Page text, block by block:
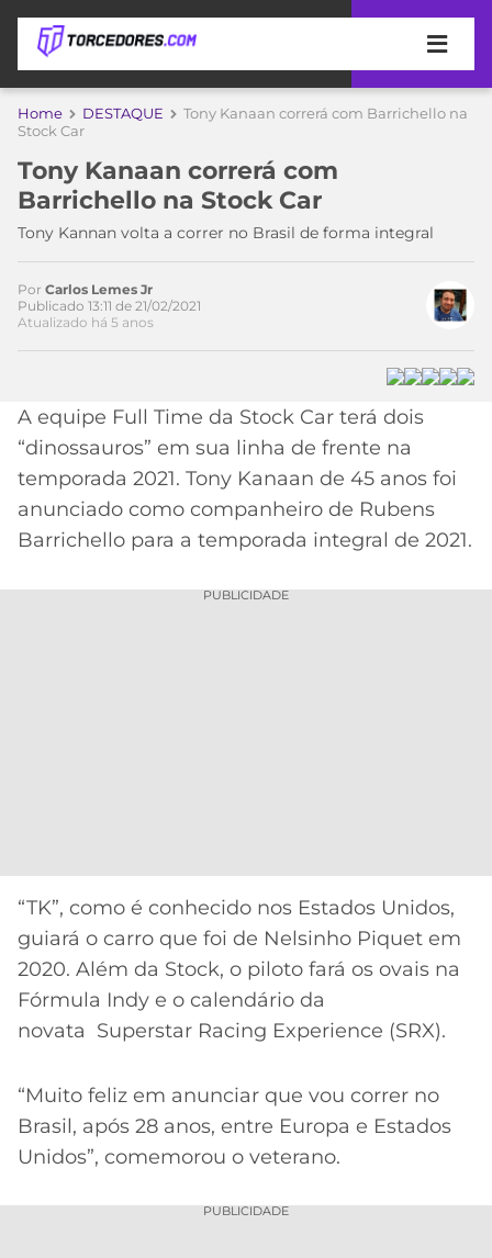
APOSTAS
DE
APOSTA
MELHORES
SITES
DE
APOSTAS
2026
CÓDIGO
PROMOCIONAL
BETBOOM
CÓDIGO
DE
CASSINOS
ONLINE
MELHORES
CASSINOS
ONLINE
2026
COPA
DO
MUNDO
TIMES
TIME
PALMEIRAS
CORINTHIANS
SÃO
VASCO
INTERNACIONAL
GRÊMIO
ATLÉTICO
MG
BRASILEIRÃO
SÉRIE
A
LIBERTADORES
LIGA
DOS
CAMPEÕES
LALIGA
MÍDIA
ESPORTIVA
MERCADO
DA
Home DESTAQUE
Tony Kanaan correrá com Barrichello na
Stock Car
Tony Kanaan correrá com
Barrichello na Stock Car
Tony Kannan volta a correr no Brasil de forma integral
Por Carlos Lemes Jr
Publicado 13:11 de 21/02/2021
Atualizado há 5 anos
A equipe Full Time da Stock Car terá dois
“dinossauros” em sua linha de frente na
temporada 2021. Tony Kanaan de 45 anos foi
anunciado como companheiro de Rubens
Barrichello para a temporada integral de 2021.
PUBLICIDADE
“TK”, como é conhecido nos Estados Unidos,
guiará o carro que foi de Nelsinho Piquet em
2020. Além da Stock, o piloto fará os ovais na
Fórmula Indy e o calendário da
novata Superstar Racing Experience (SRX).
“Muito feliz em anunciar que vou correr no
Brasil, após 28 anos, entre Europa e Estados
Unidos”, comemorou o veterano.
PUBLICIDADE